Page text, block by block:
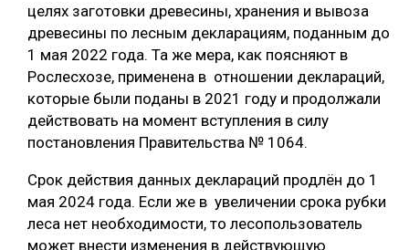
целях заготовки древесины, хранения и вывоза
древесины по лесным декларациям, поданным до
1 мая 2022 года. Та же мера, как поясняют в
Рослесхозе, применена в отношении деклараций,
которые были поданы в 2021 году и продолжали
действовать на момент вступления в силу
постановления Правительства № 1064.
Срок действия данных деклараций продлён до 1
мая 2024 года. Если же в увеличении срока рубки
леса нет необходимости, то лесопользователь
может внести изменения в действующую